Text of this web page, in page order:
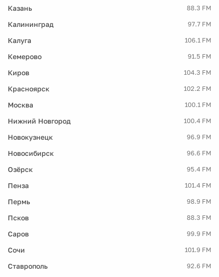
Казань 88.3 FM
Калининград 97.7 FM
Калуга 106.1 FM
Кемерово 91.5 FM
Киров 104.3 FM
Красноярск 102.2 FM
Москва 100.1 FM
Нижний Новгород 100.4 FM
Новокузнецк 96.9 FM
Новосибирск 96.6 FM
Озёрск 95.4 FM
Пенза 101.4 FM
Пермь 98.9 FM
Псков 88.3 FM
Саров 99.9 FM
Сочи 101.9 FM
Ставрополь 92.6 FM